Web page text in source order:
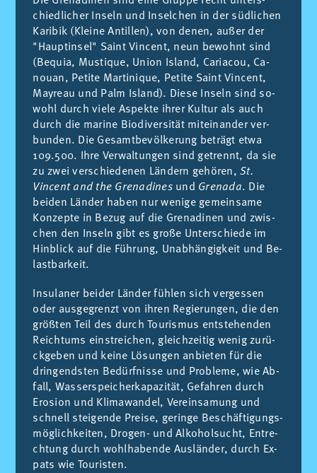
chied­li­cher In­seln und In­sel­chen in der süd­li­chen
Ka­ri­bik (Klei­ne An­ti­llen), von de­nen, außer der
"Haup­tin­sel" Saint Vin­cent, neun be­wohnt sind
(Be­quia, Mus­ti­que, Union Is­land, Ca­ria­cou, Ca­
nouan, Pe­ti­te Mar­ti­ni­que, Pe­ti­te Saint Vin­cent,
May­reau und Palm Is­land). Die­se In­seln sind so­
wohl durch vie­le As­pek­te ih­rer Kul­tur als auch
durch die ma­ri­ne Bio­di­ver­si­tät mi­tei­nan­der ver­
bun­den. Die Ge­samt­be­völ­ke­rung be­trägt etwa
109.500. Ihre Ver­wal­tun­gen sind ge­trennt, da sie
zu zwei vers­chie­de­nen Län­dern gehö­ren,St.
Vincent and the Grenadinesund Grenada. Die
bei­den Län­der ha­ben nur we­ni­ge ge­mein­sa­me
Kon­zep­te in Be­zug auf die Gre­na­di­nen und zwis­
chen den In­seln gibt es große Un­ters­chie­de im
Hin­bli­ck auf die Füh­rung, Unab­hän­gig­keit und Be­
last­bar­keit.
In­su­la­ner bei­der Län­der füh­len sich ver­ges­sen
oder aus­ge­grenzt von ih­ren Re­gie­run­gen, die den
größ­ten Teil des durch Tou­ris­mus en­ts­tehen­den
Reich­tums eins­trei­chen, glei­ch­zei­tig we­nig zu­rü­
ck­ge­ben und kei­ne Lö­sun­gen an­bie­ten für die
drin­gends­ten Be­dürf­nis­se und Pro­ble­me, wie Ab­
fall, Was­sers­pei­cher­ka­pa­zi­tät, Ge­fah­ren durch
Ero­sion und Kli­ma­wan­del, Ve­rein­sa­mung und
sch­nell stei­gen­de Preise, ge­rin­ge Bes­chäf­ti­gungs­
mö­gli­ch­kei­ten, Dro­gen- und Al­kohol­su­cht, En­tre­
ch­tung durch wohl­ha­ben­de Aus­län­der, durch Ex­
pats wie Tou­ris­ten.